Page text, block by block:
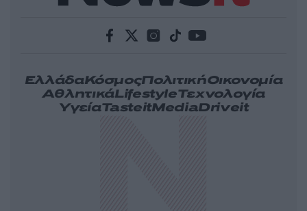
ΕλλάδαΚόσμοςΠολιτικήΟικονομία
ΑθλητικάLifestyleΤεχνολογία
ΥγείαTasteitMediaDriveit